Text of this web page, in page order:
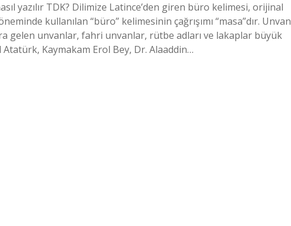
yazılır TDK? Dilimize Latince’den giren büro kelimesi, orijinal
kullanılan “büro” kelimesinin çağrışımı “masa”dır. Unvan
gelen unvanlar, fahri unvanlar, rütbe adları ve lakaplar büyük
Kaymakam Erol Bey, Dr. Alaaddin…